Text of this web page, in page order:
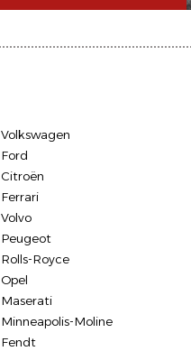
Volkswagen
Ford
Citroën
Ferrari
Volvo
Peugeot
Rolls-Royce
Opel
Maserati
Minneapolis-Moline
Fendt